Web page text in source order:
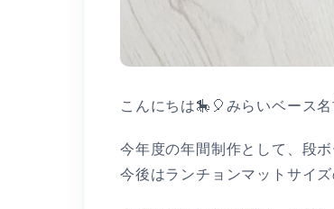
こんにちは🎠🎈みらいベース名
今年度の年間制作として、段
今後はランチョンマットサイ